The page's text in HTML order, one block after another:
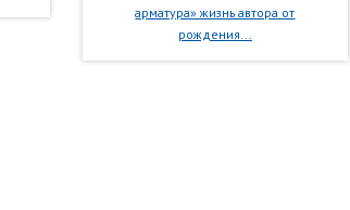
арматура» жизнь автора от
рождения...